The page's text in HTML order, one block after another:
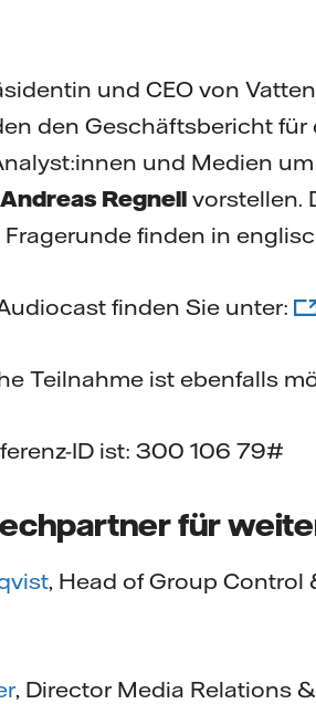
und CEO von
den Geschäftsbericht
und Medien um
Andreas Regnell vorstellen.
finden in
finden Sie unter:
Teilnahme ist ebenfalls
ID ist: 300 106 79#
für
, Head of Group Control
, Director Media Relations